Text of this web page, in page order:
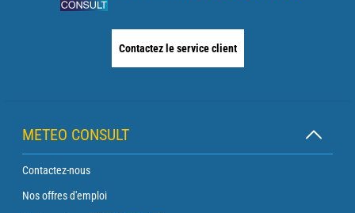
Contactez le service client
METEO CONSULT
Contactez-nous
Nos offres d'emploi